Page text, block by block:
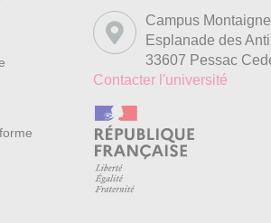
Campus Montaigne
Esplanade des
33607 Pessac
Contacter l'université